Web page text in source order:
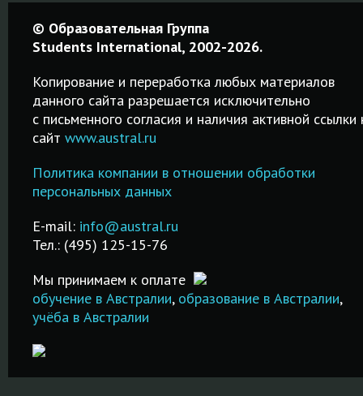
Образование
в Новой
Зеландии
Среднее,
профессиональное
и высшее
образование.
Возможность
трудоустройства
после обучения.
ПОДРОБНЕЕ
Гостиничный
менеджмент
за
рубежом
менеджменту за
рубежом в
специализированных
школах и вузах!
ПОДРОБНЕЕ
курсы от 2-х
месяцев!
© Образовательная Группа
Students International, 2002-2026.
Копирование и переработка любых материалов
данного сайта разрешается исключительно
c письменного согласия и наличия активной ссылки
сайт www.austral.ru
Политика компании в отношении обработки
персональных данных
E-mail: info@austral.ru
Тел.: (495) 125-15-76
Мы принимаем к оплате
обучение в Австралии, образование в Австралии,
учёба в Австралии